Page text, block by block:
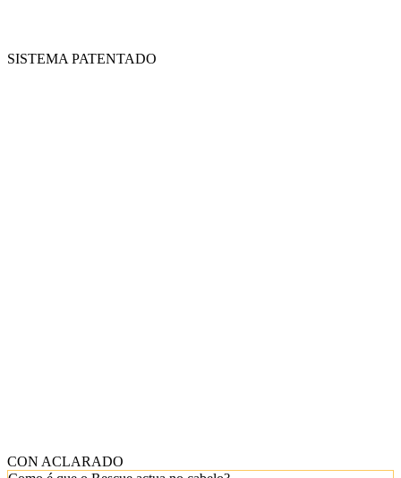
SISTEMA PATENTADO
CON ACLARADO